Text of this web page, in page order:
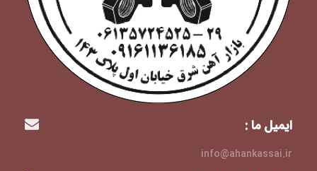
ایمیل ما :
info@ahankassai.ir